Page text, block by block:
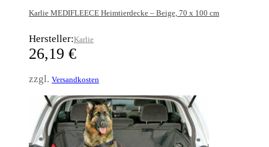
Karlie MEDIFLEECE Heimtierdecke – Beige, 70 x 100 cm
Hersteller:Karlie
26,19 €
zzgl. Versandkosten